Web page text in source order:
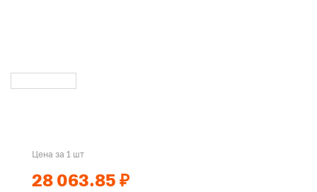
Цена за 1 шт
28 063.85 ₽